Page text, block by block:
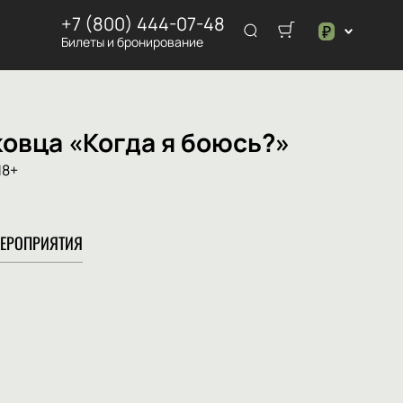
+7 (800) 444-07-48
Билеты и бронирование ₽
$
«Когда я боюсь?»